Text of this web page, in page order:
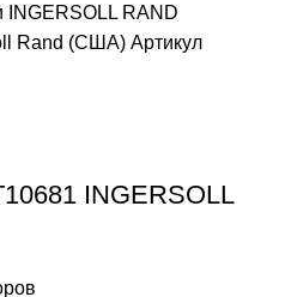
INGERSOLL RAND
Rand (США) Артикул
INGERSOLL